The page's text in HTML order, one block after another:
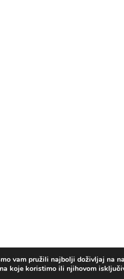
vam pružili najbolji doživljaj na
koje koristimo ili njihovom